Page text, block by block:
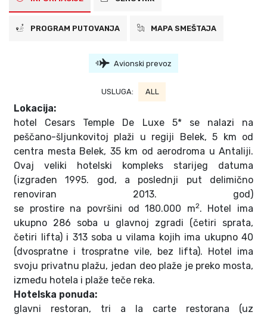
PROGRAM PUTOVANJA MAPA SMEŠTAJA
Avionski prevoz
USLUGA: ALL
Lokacija:
hotel Cesars Temple De Luxe 5* se nalazi na
peščano-šljunkovitoj plaži u regiji Belek, 5 km od
centra mesta Belek, 35 km od aerodroma u Antaliji.
Ovaj veliki hotelski kompleks starijeg datuma
(izgrađen 1995. god, a poslednji put delimično
renoviran 2013. god)
se prostire na površini od 180.000 m2. Hotel ima
ukupno 286 soba u glavnoj zgradi (četiri sprata,
četiri lifta) i 313 soba u vilama kojih ima ukupno 40
(dvospratne i trospratne vile, bez lifta). Hotel ima
svoju privatnu plažu, jedan deo plaže je preko mosta,
između hotela i plaže teče reka.
Hotelska ponuda:
glavni restoran, tri a la carte restorana (uz